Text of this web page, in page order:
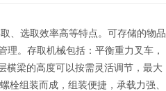
塑料托盘
、选取效率高等特点。可存储的物品
。存取机械包括：平衡重力叉车，
横梁的高度可以按需灵活调节，最大
栓组装而成，组装便捷，承载力强、